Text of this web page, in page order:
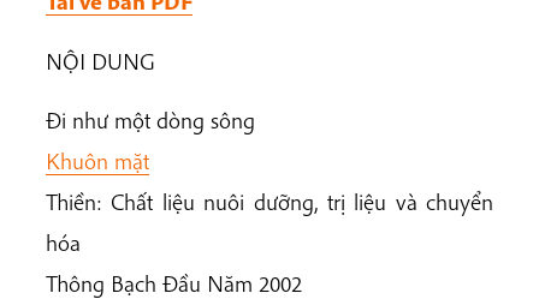
NỘI DUNG
Đi như một dòng sông
Khuôn mặt
Thiền: Chất liệu nuôi dưỡng, trị liệu và chuyển
hóa
Thông Bạch Đầu Năm 2002